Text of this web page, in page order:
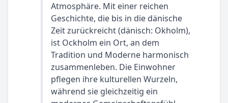
Atmosphäre. Mit einer reichen
Geschichte, die bis in die dänische
Zeit zurückreicht (dänisch: Okholm),
ist Ockholm ein Ort, an dem
Tradition und Moderne harmonisch
zusammenleben. Die Einwohner
pflegen ihre kulturellen Wurzeln,
während sie gleichzeitig ein